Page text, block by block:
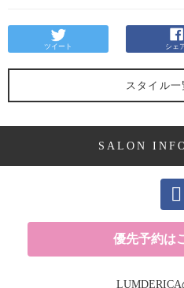
ツイート シェ
スタイル一
SALON
優先予約は
LUMDERICA